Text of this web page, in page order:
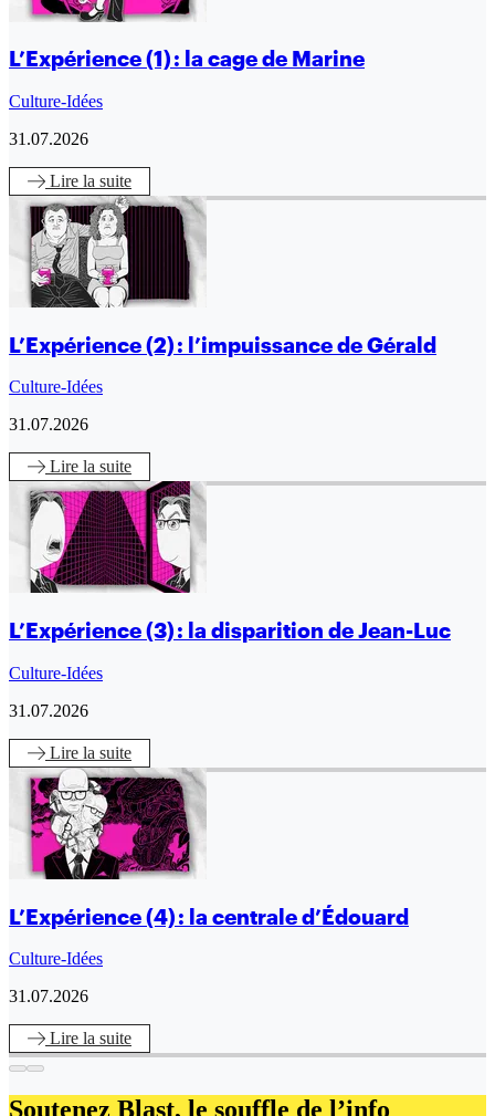
L’Expérience (1) : la cage de Marine
Culture-Idées
31.07.2026
Lire la suite
L’Expérience (2) : l’impuissance de Gérald
Culture-Idées
31.07.2026
Lire la suite
L’Expérience (3) : la disparition de Jean-Luc
Culture-Idées
31.07.2026
Lire la suite
L’Expérience (4) : la centrale d’Édouard
Culture-Idées
31.07.2026
Lire la suite
Soutenez Blast, le souffle de l’info